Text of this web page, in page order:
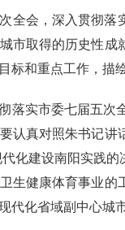
全会，深入贯彻
市取得的历史性
标和重点工作，描
落实市委七届五次
认真对照朱书记
化建设南阳实践
生健康体育事业
代化省域副中心城